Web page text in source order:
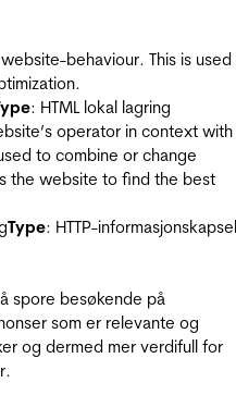
behaviour. This is used
: HTML lokal lagring
operator in context with
to combine or change
the website to find the best
Type: HTTP-informasjonskapsel
spore besøkende på
som er relevante og
og dermed mer verdifull for